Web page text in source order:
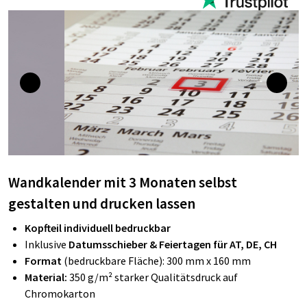
Wandkalender mit 3 Monatenselbst
gestalten und drucken lassen
Kopfteil individuell bedruckbar
Inklusive Datumsschieber & Feiertagen für AT, DE, CH
Format (bedruckbare Fläche): 300 mm x 160 mm
Material: 350 g/m² starker Qualitätsdruck auf
Chromokarton